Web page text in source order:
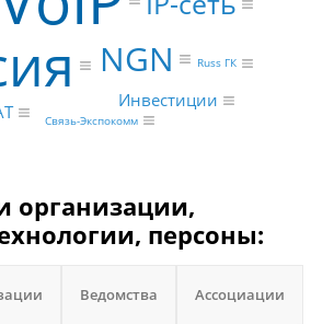
NGN
Инвестиции
Связь-Экспокомм
Russ ГК
организации,
персоны:
Ведомства Ассоциации